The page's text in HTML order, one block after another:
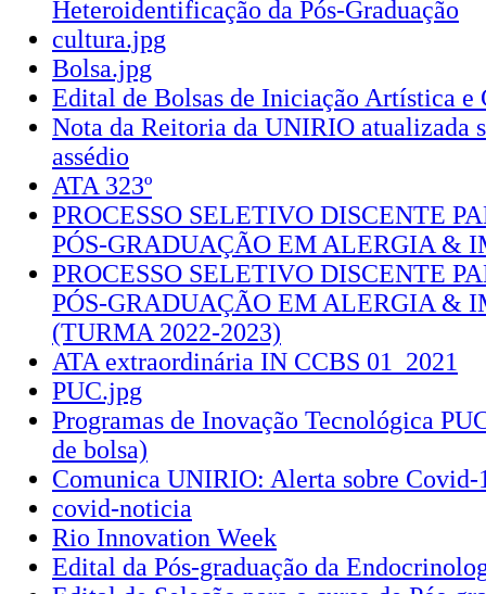
Heteroidentificação da Pós-Graduação
cultura.jpg
Bolsa.jpg
Edital de Bolsas de Iniciação Artística e
Nota da Reitoria da UNIRIO atualizada
assédio
ATA 323º
PROCESSO SELETIVO DISCENTE
PÓS-GRADUAÇÃO EM ALERGIA &
PROCESSO SELETIVO DISCENTE
PÓS-GRADUAÇÃO EM ALERGIA &
(TURMA 2022-2023)
ATA extraordinária IN CCBS 01_2021
PUC.jpg
Programas de Inovação Tecnológica
de bolsa)
Comunica UNIRIO: Alerta sobre Covid-
covid-noticia
Rio Innovation Week
Edital da Pós-graduação da